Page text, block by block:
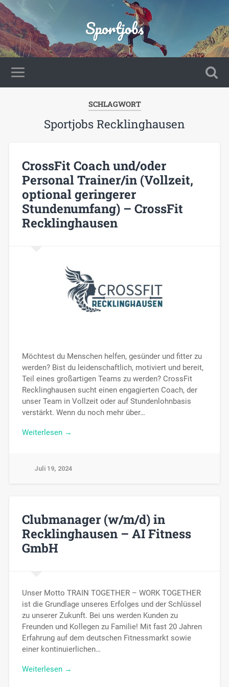
Sportjobs
SCHLAGWORT
Sportjobs Recklinghausen
CrossFit Coach und/oder
Personal Trainer/in (Vollzeit,
optional geringerer
Stundenumfang) – CrossFit
Recklinghausen
Möchtest du Menschen helfen, gesünder und fitter zu
werden? Bist du leidenschaftlich, motiviert und bereit,
Teil eines großartigen Teams zu werden? CrossFit
Recklinghausen sucht einen engagierten Coach, der
unser Team in Vollzeit oder auf Stundenlohnbasis
verstärkt. Wenn du noch mehr über…
Weiterlesen →
Juli 19, 2024
Clubmanager (w/m/d) in
Recklinghausen – AI Fitness
GmbH
Unser Motto TRAIN TOGETHER – WORK TOGETHER
ist die Grundlage unseres Erfolges und der Schlüssel
zu unserer Zukunft. Bei uns werden Kunden zu
Freunden und Kollegen zu Familie! Mit fast 20 Jahren
Erfahrung auf dem deutschen Fitnessmarkt sowie
einer kontinuierlichen…
Weiterlesen →